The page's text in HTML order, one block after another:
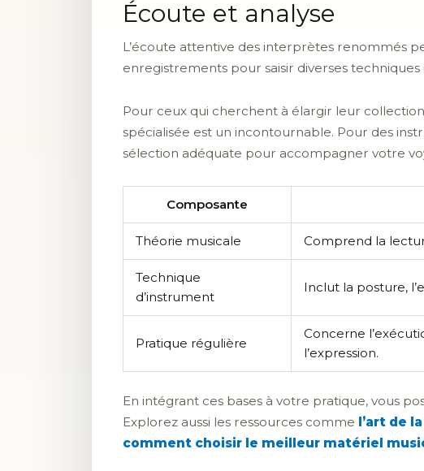
Écoute et analyse
L’écoute attentive des interprètes renommés
enregistrements pour saisir diverses
Pour ceux qui cherchent à élargir leur
spécialisée est un incontournable. Pour des
sélection adéquate pour accompagner votre
Composante
Théorie musicale Comprend la
Technique
d’instrument
Inclut la posture,
Pratique régulière
Concerne
l’expression.
En intégrant ces bases à votre pratique, vous
Explorez aussi les ressources comme l’art de
comment choisir le meilleur matériel